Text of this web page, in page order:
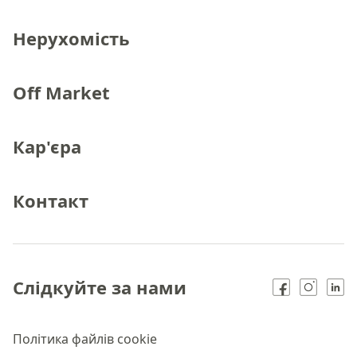
Нерухомість
Off Market
Кар'єра
Контакт
Політика файлів cookie
Слідкуйте за нами